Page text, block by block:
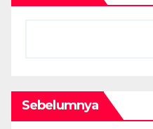
Sebelumnya